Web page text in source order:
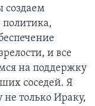
создаем
политика,
и все
на поддержку
соседей. Я
не только Ираку,